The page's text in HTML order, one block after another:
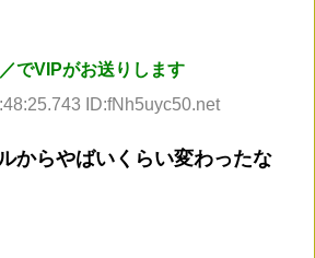
でVIPがお送りします
ID:fNh5uyc50.net
からやばいくらい変わったな